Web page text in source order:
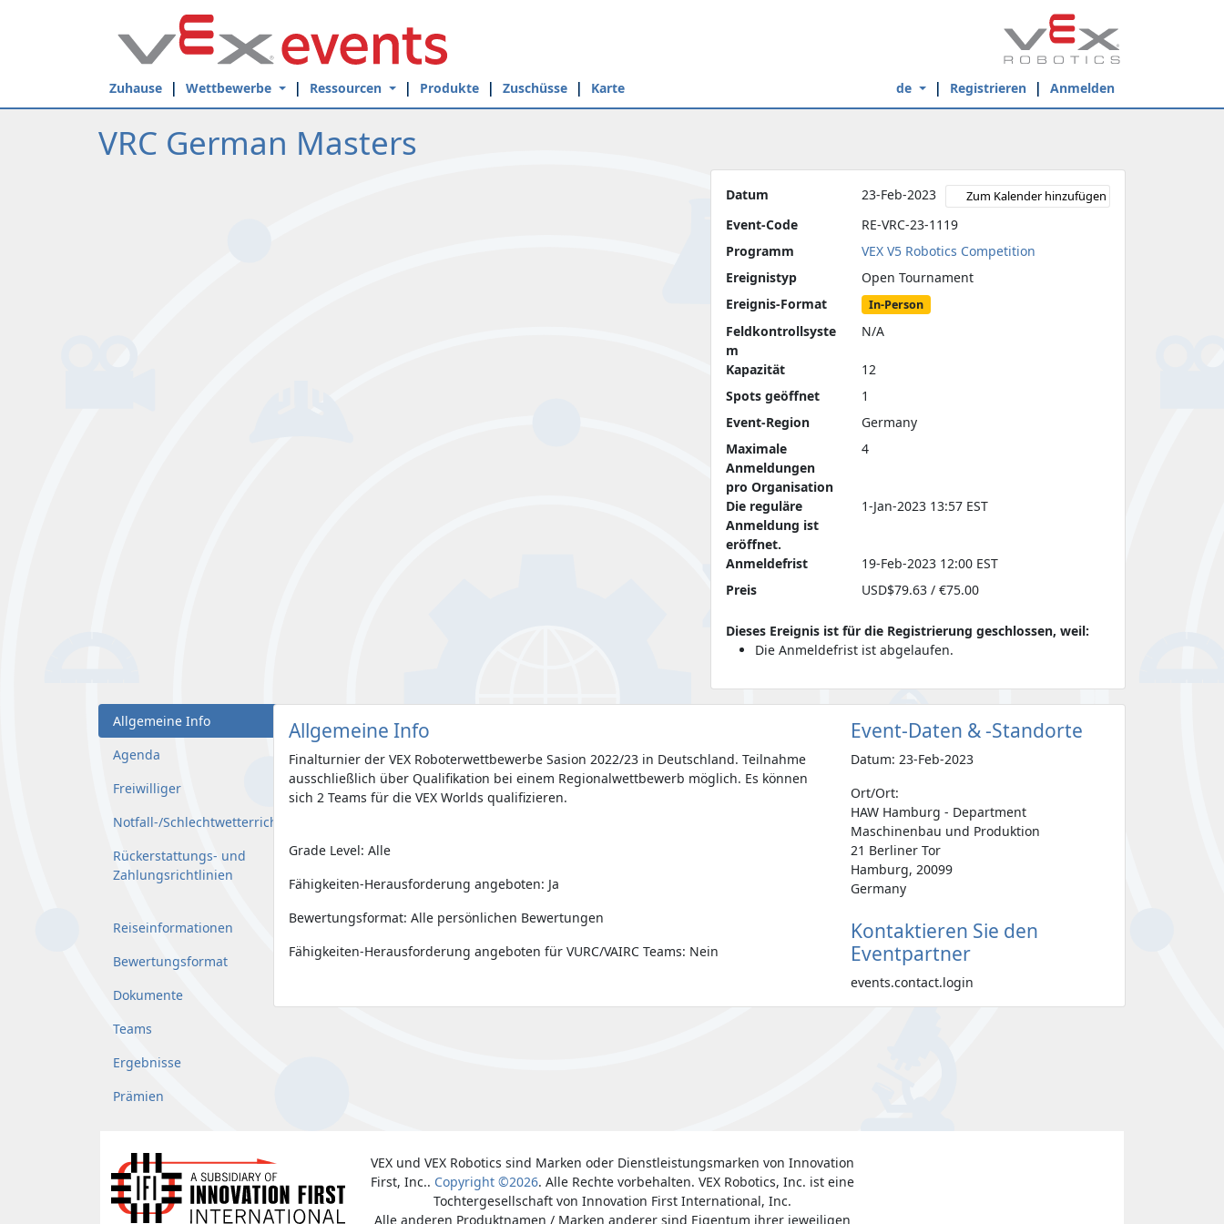
Zuhause Wettbewerbe Ressourcen Produkte Zuschüsse Karte de Registrieren Anmelden
VRC German Masters
Datum 23-Feb-2023 Zum Kalender hinzufügen
Event-Code
RE-VRC-23-1119
Programm
VEX V5 Robotics Competition
Ereignistyp
Open Tournament
Ereignis-Format
In-Person
Feldkontrollsyste
m
N/A
Kapazität
12
Spots geöffnet
1
Event-Region
Germany
Maximale
Anmeldungen
pro Organisation
4
Die reguläre
Anmeldung ist
eröffnet.
1-Jan-2023 13:57 EST
Anmeldefrist
19-Feb-2023 12:00 EST
Preis
USD$79.63 / €75.00
Dieses Ereignis ist für die Registrierung geschlossen, weil:
Die Anmeldefrist ist abgelaufen.
Allgemeine Info
Agenda
Freiwilliger
Notfall-/Schlechtwetterrichtlinie
Rückerstattungs- und
Zahlungsrichtlinien
Reiseinformationen
Bewertungsformat
Dokumente
Teams
Ergebnisse
Prämien
Allgemeine Info
Finalturnier der VEX Roboterwettbewerbe Sasion 2022/23 in Deutschland. Teilnahme
ausschließlich über Qualifikation bei einem Regionalwettbewerb möglich. Es können
sich 2 Teams für die VEX Worlds qualifizieren.
Grade Level: Alle
Fähigkeiten-Herausforderung angeboten: Ja
Bewertungsformat: Alle persönlichen Bewertungen
Fähigkeiten-Herausforderung angeboten für VURC/VAIRC Teams: Nein
Event-Daten & -Standorte
Datum: 23-Feb-2023
Ort/Ort:
HAW Hamburg - Department
Maschinenbau und Produktion
21 Berliner Tor
Hamburg, 20099
Germany
Kontaktieren Sie den
Eventpartner
events.contact.login
VEX und VEX Robotics sind Marken oder Dienstleistungsmarken von Innovation
First, Inc.. Copyright ©2026. Alle Rechte vorbehalten. VEX Robotics, Inc. ist eine
Tochtergesellschaft von Innovation First International, Inc.
Alle anderen Produktnamen / Marken anderer sind Eigentum ihrer jeweiligen